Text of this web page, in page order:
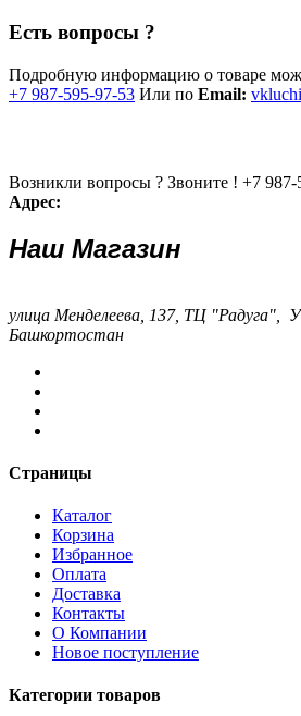
Есть вопросы ?
Подробную информацию о товаре
+7 987-595-97-53 Или по Email:
Возникли вопросы ? Звоните ! +7 987-
Адрес:
Наш Магазин
улица Менделеева, 137, ТЦ "Радуга",
Башкортостан
Страницы
Каталог
Корзина
Избранное
Оплата
Доставка
Контакты
О Компании
Новое поступление
Категории товаров